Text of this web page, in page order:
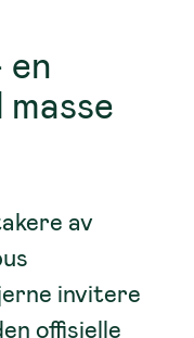
en
av
invitere
offisielle